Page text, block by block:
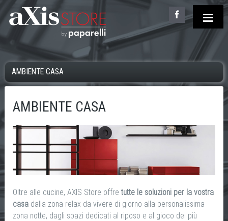
AMBIENTE CASA
AMBIENTE CASA
Oltre alle cucine, AXIS Store offre tutte le soluzioni per la vostra
casadalla zona relax da vivere di giorno alla personalissima
zona notte, dagli spazi dedicati al riposo e al gioco dei più